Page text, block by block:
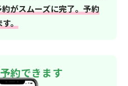
がスムーズに完了。予約
。
約できます